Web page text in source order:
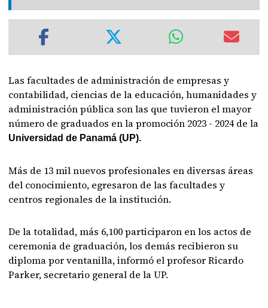
Las facultades de administración de empresas y
contabilidad, ciencias de la educación, humanidades y
administración pública son las que tuvieron el mayor
número de graduados en la promoción 2023 - 2024 de la
Universidad de Panamá (UP).
Más de 13 mil nuevos profesionales en diversas áreas
del conocimiento, egresaron de las facultades y
centros regionales de la institución.
De la totalidad, más 6,100 participaron en los actos de
ceremonia de graduación, los demás recibieron su
diploma por ventanilla, informó el profesor Ricardo
Parker, secretario general de la UP.